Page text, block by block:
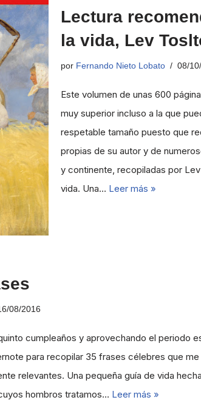
Lectura
la vida, Lev
por Fernando Nieto Lobato 08/
Este volumen de unas 600
muy superior incluso a la que
respetable tamaño puesto que
propias de su autor y de
y continente, recopiladas por
vida. Una… Leer más »
08/2016
cumpleaños y aprovechando el periodo
para recopilar 35 frases célebres que
relevantes. Una pequeña guía de vida
hombros tratamos… Leer más »